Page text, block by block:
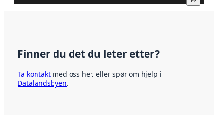
Finner du det du leter etter?
Ta kontakt med oss her, eller spør om hjelp i
Datalandsbyen.